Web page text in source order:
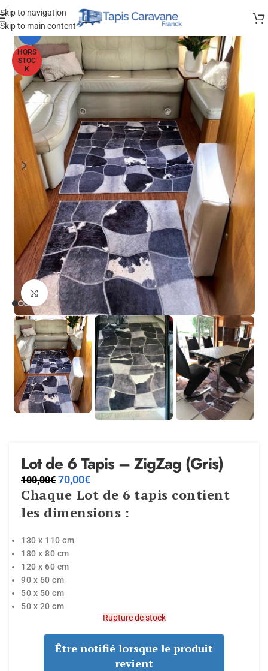
Skip to navigation
Skip to main content
HORS
STOC
K
Agrandir
Lot de 6 Tapis – ZigZag (Gris)
100,00€ 70,00€
Chaque Lot de 6 tapis contient
les dimensions :
130 x 110 cm
180 x 80 cm
120 x 60 cm
90 x 60 cm
50 x 50 cm
50 x 20 cm
Rupture de stock
Être notifié lorsque le produit
revient